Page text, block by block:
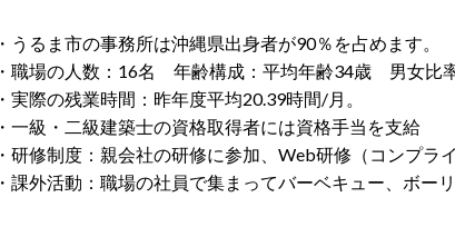
・うるま市の事務所は沖縄県出身者が90％を占めます。
・職場の人数：16名 年齢構成：平均年齢34歳 男女
・実際の残業時間：昨年度平均20.39時間/月。
・一級・二級建築士の資格取得者には資格手当を支給
・研修制度：親会社の研修に参加、Web研修（コンプラ
・課外活動：職場の社員で集まってバーベキュー、ボー